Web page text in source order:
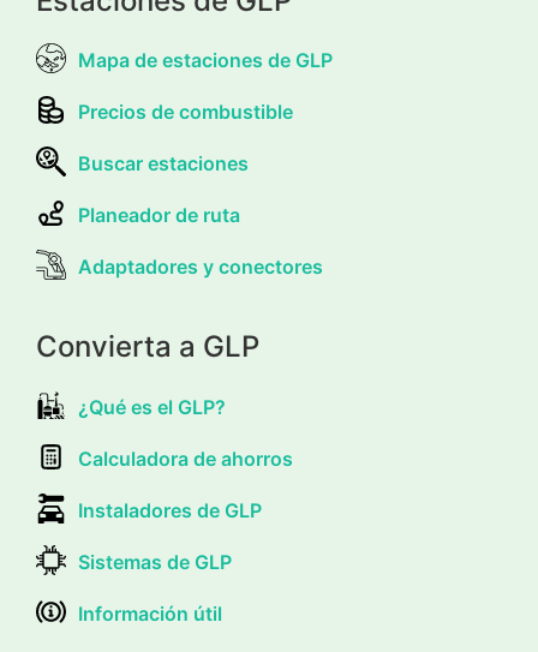
Mapa de estaciones de GLP
Precios de combustible
Buscar estaciones
Planeador de ruta
Adaptadores y conectores
Convierta a GLP
¿Qué es el GLP?
Calculadora de ahorros
Instaladores de GLP
Sistemas de GLP
Información útil